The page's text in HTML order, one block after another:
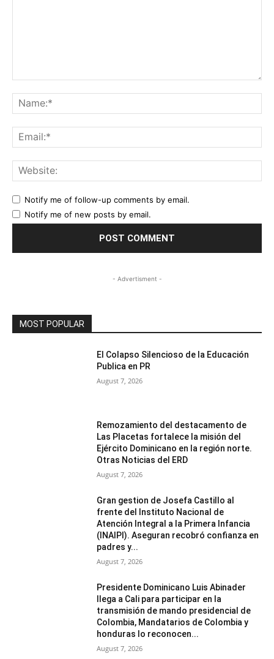
Notify me of follow-up comments by email.
Notify me of new posts by email.
- Advertisment -
MOST POPULAR
El Colapso Silencioso de la Educación
Publica en PR
August 7, 2026
Remozamiento del destacamento de
Las Placetas fortalece la misión del
Ejército Dominicano en la región norte.
Otras Noticias del ERD
August 7, 2026
Gran gestion de Josefa Castillo al
frente del Instituto Nacional de
Atención Integral a la Primera Infancia
(INAIPI). Aseguran recobró confianza en
padres y...
August 7, 2026
Presidente Dominicano Luis Abinader
llega a Cali para participar en la
transmisión de mando presidencial de
Colombia, Mandatarios de Colombia y
honduras lo reconocen...
August 7, 2026